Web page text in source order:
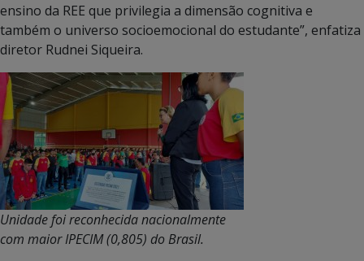
ensino da REE que privilegia a dimensão cognitiva e
também o universo socioemocional do estudante”, enfatiza
diretor Rudnei Siqueira.
Unidade foi reconhecida nacionalmente
com maior IPECIM (0,805) do Brasil.